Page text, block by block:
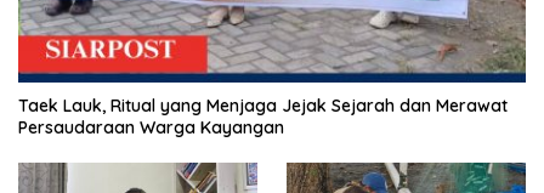
Taek Lauk, Ritual yang Menjaga Jejak Sejarah dan Merawat
Persaudaraan Warga Kayangan